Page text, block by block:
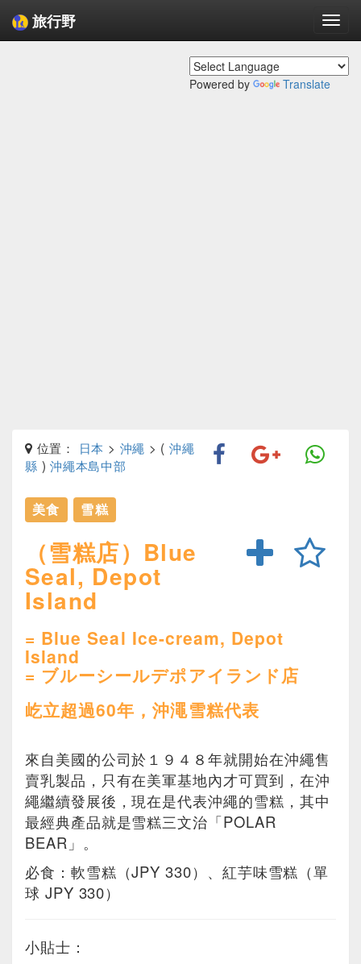
旅行野
Powered by Translate
位置： 日本 > 沖繩 > ( 沖繩
縣 )沖繩本島中部
美食 雪糕
（雪糕店）Blue
Seal, Depot
Island
= Blue Seal Ice-cream, Depot
Island
= ブルーシールデポアイランド店
屹立超過60年，沖澠雪糕代表
來自美國的公司於１９４８年就開始在沖繩售
賣乳製品，只有在美軍基地內才可買到，在沖
繩繼續發展後，現在是代表沖繩的雪糕，其中
最經典產品就是雪糕三文治「POLAR
BEAR」。
必食：軟雪糕（JPY 330）、紅芋味雪糕（單
球 JPY 330）
小貼士：